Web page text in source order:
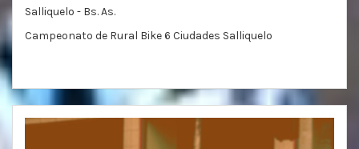
Salliquelo - Bs. As.
Campeonato de Rural Bike 6 Ciudades Salliquelo